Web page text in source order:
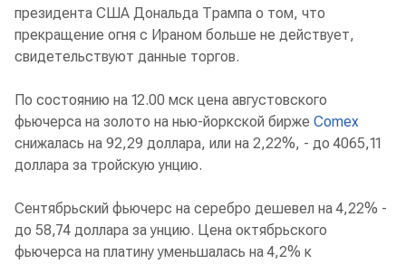
президента США Дональда Трампа о том, что
прекращение огня с Ираном больше не действует,
свидетельствуют данные торгов.
По состоянию на 12.00 мск цена августовского
фьючерса на золото на нью-йоркской бирже Comex
снижалась на 92,29 доллара, или на 2,22%, - до 4065,11
доллара за тройскую унцию.
Сентябрьский фьючерс на серебро дешевел на 4,22% -
до 58,74 доллара за унцию. Цена октябрьского
фьючерса на платину уменьшалась на 4,2% к